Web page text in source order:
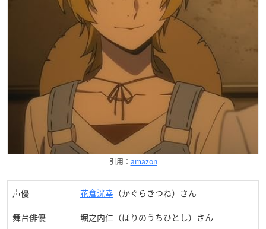
引用： amazon
声優 花倉洸幸 （かぐらきつね）さん
舞台俳優 堀之内仁（ほりのうちひとし）さん